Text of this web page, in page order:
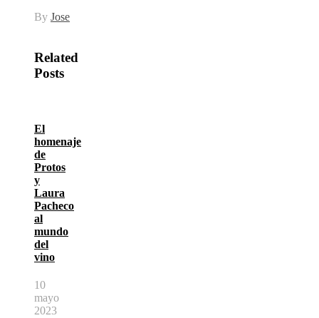
By Jose
Related
Posts
El
homenaje
de
Protos
y
Laura
Pacheco
al
mundo
del
vino
10
mayo
2023